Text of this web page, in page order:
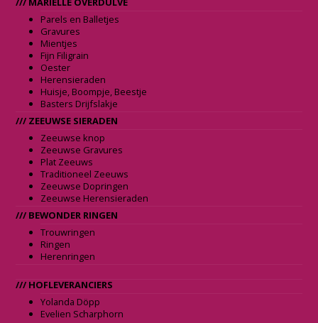
Parels en Balletjes
Gravures
Mientjes
Fijn Filigrain
Oester
Herensieraden
Huisje, Boompje, Beestje
Basters Drijfslakje
/// ZEEUWSE SIERADEN
Zeeuwse knop
Zeeuwse Gravures
Plat Zeeuws
Traditioneel Zeeuws
Zeeuwse Dopringen
Zeeuwse Herensieraden
/// BEWONDER RINGEN
Trouwringen
Ringen
Herenringen
/// HOFLEVERANCIERS
Yolanda Döpp
Evelien Scharphorn